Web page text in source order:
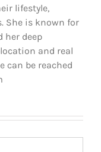
lifestyle,
She is known for
her deep
and real
can be reached